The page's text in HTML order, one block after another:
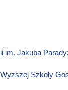
im. Jakuba
Szkoły